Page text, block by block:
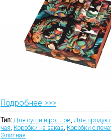
Подробнее >>>
Тип: Для суши и роллов, Для
чая, Коробки на заказ, Коробки с
Элитная